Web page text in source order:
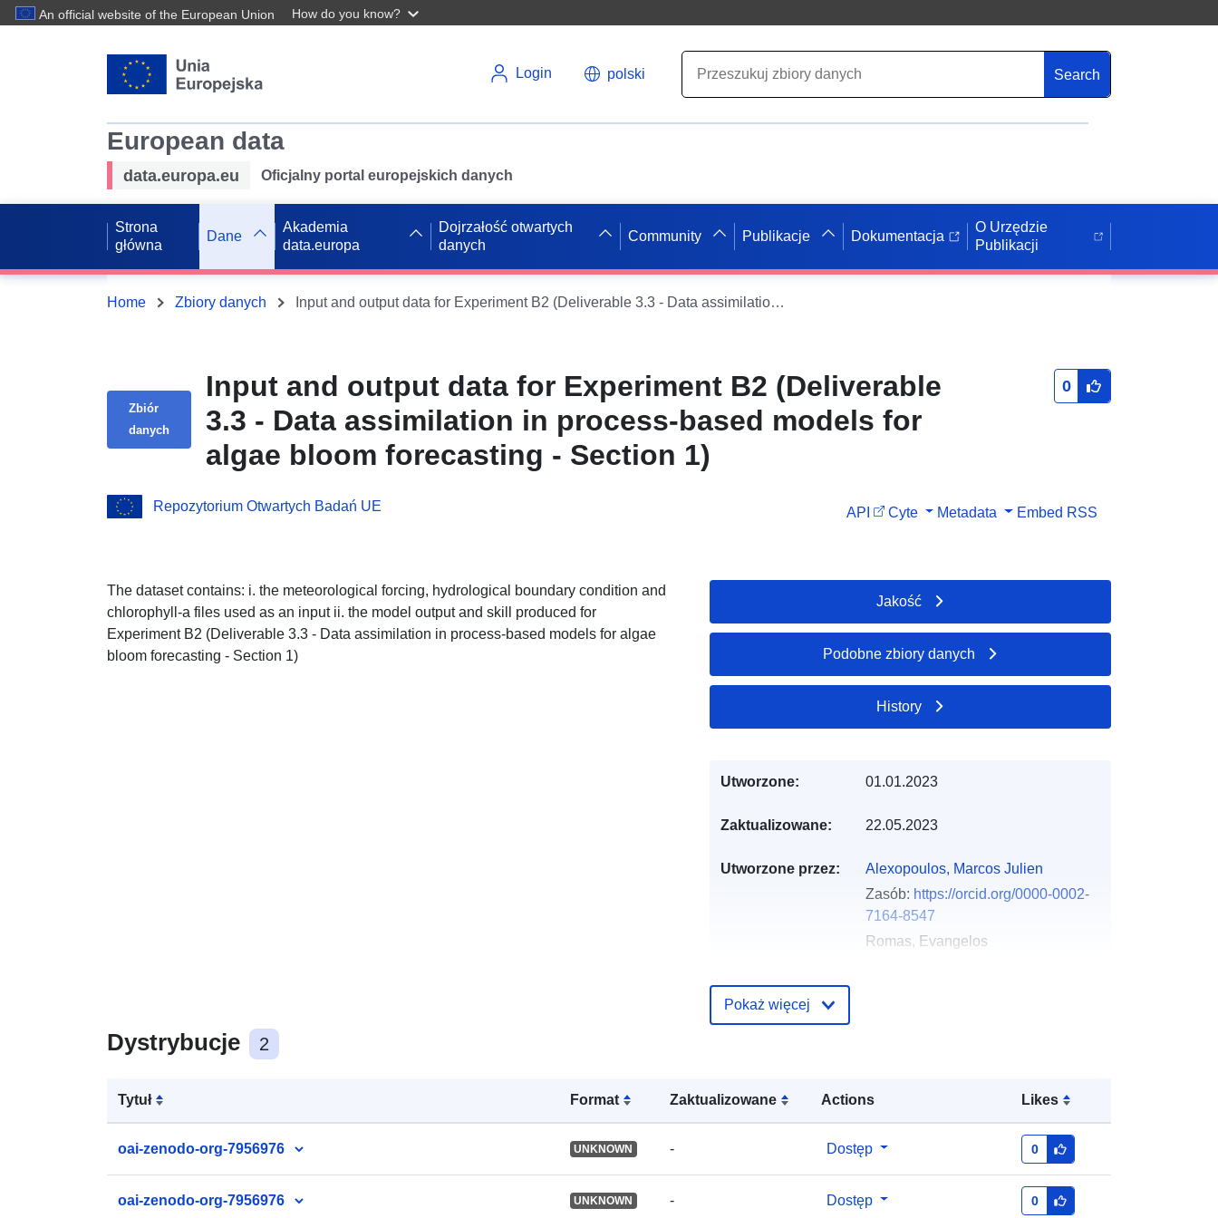
An official website of the European Union How do you know?
Login polski Search
European data
data.europa.eu Oficjalny portal europejskich danych
Strona
główna
Dane
Akademia
data.europa
Dojrzałość otwartych
danych
Community Publikacje Dokumentacja
O Urzędzie
Publikacji
Home Zbiory danych Input and output data for Experiment B2 (Deliverable 3.3 - Data assimilation in process-based models for algae bloom forecasting - Section 1)
Zbiór
danych
Input and output data for Experiment B2 (Deliverable
3.3 - Data assimilation in process-based models for
algae bloom forecasting - Section 1)
0
Repozytorium Otwartych Badań UE API Cyte Metadata Embed RSS
The dataset contains: i. the meteorological forcing, hydrological boundary condition and
chlorophyll-a files used as an input ii. the model output and skill produced for
Experiment B2 (Deliverable 3.3 - Data assimilation in process-based models for algae
bloom forecasting - Section 1)
Dystrybucje 2
Tytuł Format Zaktualizowane Actions Likes
oai-zenodo-org-7956976 UNKNOWN - Dostęp 0
oai-zenodo-org-7956976 UNKNOWN - Dostęp 0
Jakość
Podobne zbiory danych
History
Utworzone: 01.01.2023
Zaktualizowane: 22.05.2023
Utworzone przez:
Alexopoulos, Marcos Julien
Zasób: https://orcid.org/0000-0002-
7164-8547
Romas, Evangelos
Języki:
Zapis katalogu: Dodany do data.europa.eu: 29 July
2026
Zaktualizowano dane.europa.eu:
July 2026
Pokaż więcej